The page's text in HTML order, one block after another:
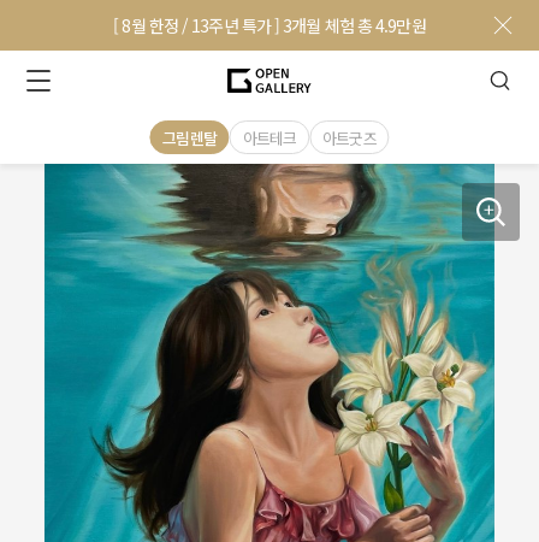
[ 8월 한정 / 13주년 특가 ] 3개월 체험 총 4.9만원
그림렌탈 아트테크 아트굿즈